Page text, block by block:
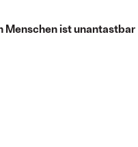
Menschen ist unantastbar